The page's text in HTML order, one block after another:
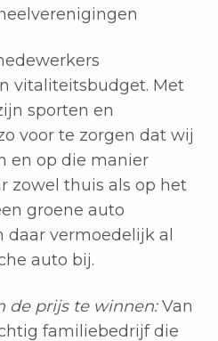
vitaliteitsbudget. Met
sporten en
voor te zorgen dat wij
en op die manier
zowel thuis als op het
groene auto
daar vermoedelijk al
auto bij.
de prijs te winnen:Van
familiebedrijf die